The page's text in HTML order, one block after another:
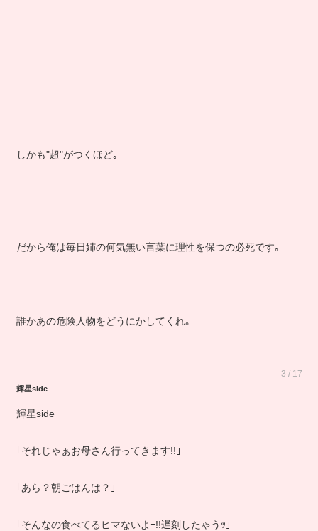
しかも"超"がつくほど｡
だから俺は毎日姉の何気無い言葉に理性を保つの必死です｡
誰かあの危険人物をどうにかしてくれ｡
3 / 17
輝星side
輝星side
｢それじゃぁお母さん行ってきます!!｣
｢あら？朝ごはんは？｣
｢そんなの食べてるヒマないよｰ!!遅刻したゃうｯ｣